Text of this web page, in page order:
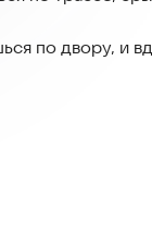
по двору, и
уже на
столкновении.
по трассе на
и они